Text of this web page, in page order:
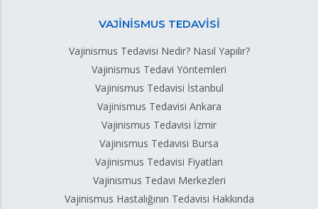
VAJİNİSMUS TEDAVİSİ
Vajinismus Tedavisi Nedir? Nasıl Yapılır?
Vajinismus Tedavi Yöntemleri
Vajinismus Tedavisi İstanbul
Vajinismus Tedavisi Ankara
Vajinismus Tedavisi İzmir
Vajinismus Tedavisi Bursa
Vajinismus Tedavisi Fiyatları
Vajinismus Tedavi Merkezleri
Vajinismus Hastalığının Tedavisi Hakkında